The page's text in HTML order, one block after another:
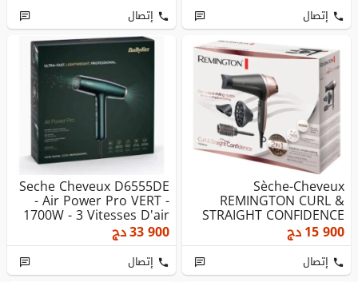
إتصال إتصال
Sèche-Cheveux
REMINGTON CURL &
STRAIGHT CONFIDENCE
D5706-2200W
15 900دج
إتصال
Seche Cheveux D6555DE
- Air Power Pro VERT -
1700W - 3 Vitesses D'air
...
33 900دج
إتصال